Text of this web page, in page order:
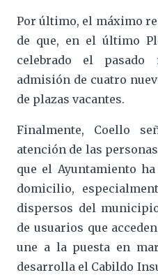
Por último, el máximo
de que, en el último
celebrado el
admisión de cuatro
de plazas vacantes.
Finalmente, Coello
atención de las
que el Ayuntamiento
domicilio,
dispersos del
de usuarios que
une a la puesta en
desarrolla el Cabildo